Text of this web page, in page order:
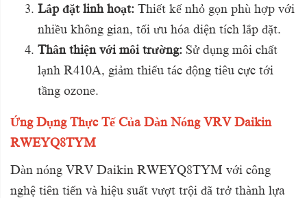
Lắp đặt linh hoạt: Thiết kế nhỏ gọn phù hợp với
nhiều không gian, tối ưu hóa diện tích lắp đặt.
Thân thiện với môi trường: Sử dụng môi chất
lạnh R410A, giảm thiểu tác động tiêu cực tới
tầng ozone.
Ứng Dụng Thực Tế Của Dàn Nóng VRV Daikin
RWEYQ8TYM
Dàn nóng VRV Daikin RWEYQ8TYM với công
nghệ tiên tiến và hiệu suất vượt trội đã trở thành lựa